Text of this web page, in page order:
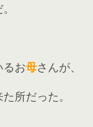
るお母さんが、
所だった。